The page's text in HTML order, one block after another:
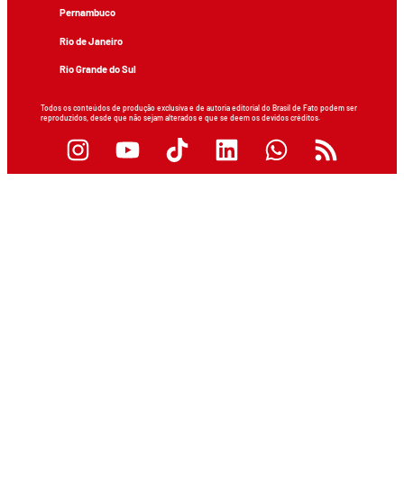
Pernambuco
Rio de Janeiro
Rio Grande do Sul
Todos os conteúdos de produção exclusiva e de autoria editorial do Brasil de Fato podem ser
reproduzidos, desde que não sejam alterados e que se deem os devidos créditos.